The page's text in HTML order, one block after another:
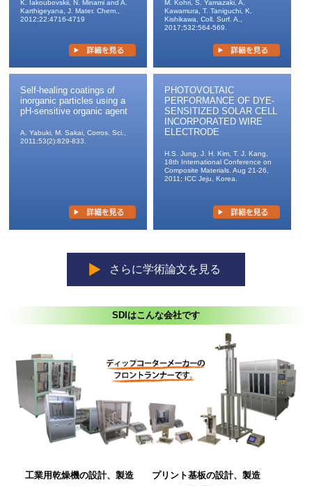
K. Iakoubovskii, N. Minami and A.
Karthigeyana, J. Mater. Chem.,
2012;22:4716-4719
M. Kohri, S. Yamazaki, A.
Kawamura, T. Taniguchi, K.
Kishikawa, Coll. Surf. A.,
2017;532:564-569.
Self-healing coatings of
inorganic particles using a
pH-sensitive organic agent
A. Yabuki, M. Sakai, Corros. Sci.,
2011;53(2):829-833.
PHOTOVOLTAIC
PERFORMANCE OF DYE-
SENSITIZED SOLAR CELL
INCORPORATED WIRE
ELECTRODE
H.S. Jung, J. H. Kim, T. J. Kang,
18th International Conference on
Composite Materials. Aug 21-26,
2011; ICC Jeju, Korea.
さらに学術論文を見る
SDIはこんな会社です
工業用乾燥機の設計、製造 プリント基板の設計、製造